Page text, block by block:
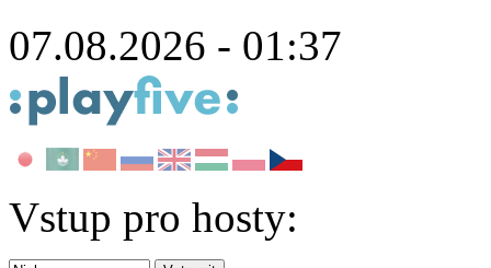
07.08.2026 - 01:37
Vstup pro hosty: